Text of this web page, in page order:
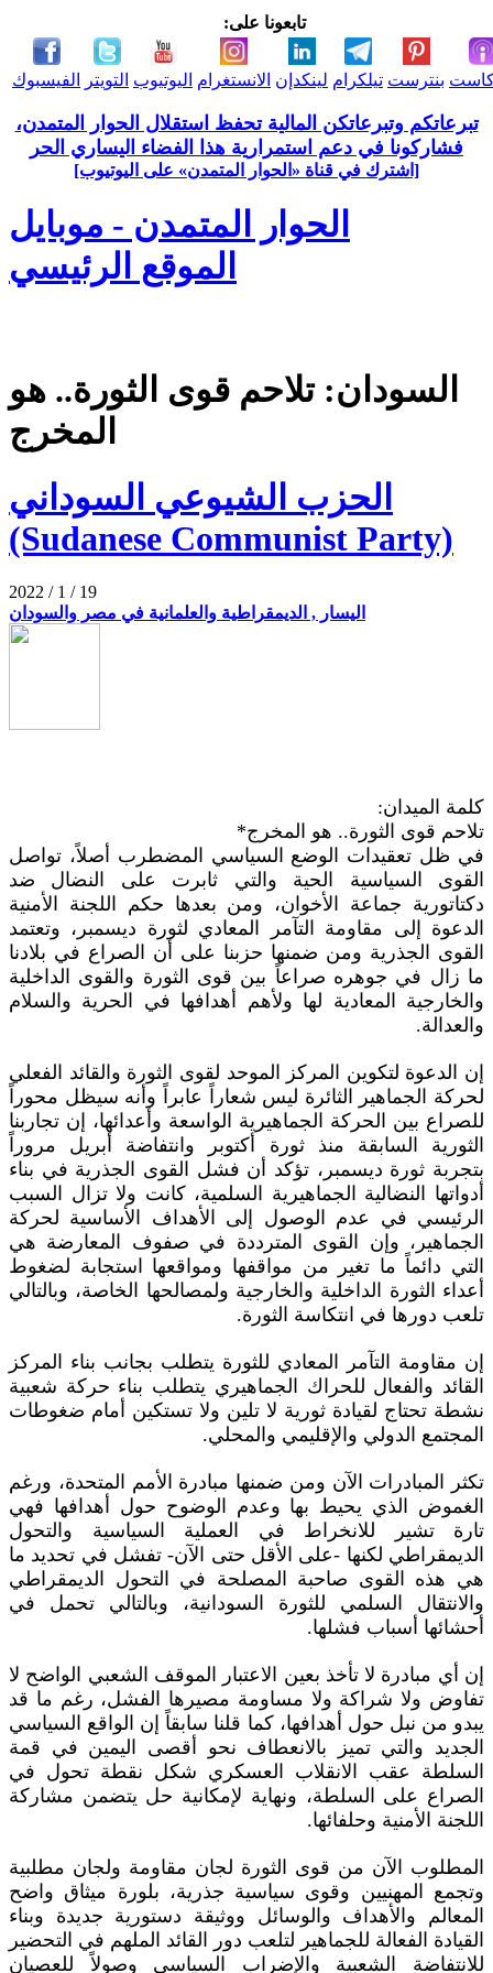
تابعونا على:
الفيسبوك التويتر اليوتيوب الانستغرام لينكدإن تيلكرام بنترست
تبرعاتكم وتبرعاتكن المالية تحفظ استقلال الحوار المتمدن،
فشاركونا في دعم استمرارية هذا الفضاء اليساري الحر
[اشترك في قناة ‫«الحوار المتمدن» على اليوتيوب]
الحوار المتمدن - موبايل
الموقع الرئيسي
السودان: تلاحم قوى الثورة.. هو
المخرج
الحزب الشيوعي السوداني
(Sudanese Communist Party)
2022 / 1 / 19
اليسار , الديمقراطية والعلمانية في مصر والسودان
كلمة الميدان:
تلاحم قوى الثورة.. هو المخرج*
في ظل تعقيدات الوضع السياسي المضطرب أصلاً، تواصل
القوى السياسية الحية والتي ثابرت على النضال ضد
دكتاتورية جماعة الأخوان، ومن بعدها حكم اللجنة الأمنية
الدعوة إلى مقاومة التآمر المعادي لثورة ديسمبر، وتعتمد
القوى الجذرية ومن ضمنها حزبنا على أن الصراع في بلادنا
ما زال في جوهره صراعاً بين قوى الثورة والقوى الداخلية
والخارجية المعادية لها ولأهم أهدافها في الحرية والسلام
والعدالة.
إن الدعوة لتكوين المركز الموحد لقوى الثورة والقائد الفعلي
لحركة الجماهير الثائرة ليس شعاراً عابراً وأنه سيظل محوراً
للصراع بين الحركة الجماهيرية الواسعة وأعدائها، إن تجاربنا
الثورية السابقة منذ ثورة أكتوبر وانتفاضة أبريل مروراً
بتجربة ثورة ديسمبر، تؤكد أن فشل القوى الجذرية في بناء
أدواتها النضالية الجماهيرية السلمية، كانت ولا تزال السبب
الرئيسي في عدم الوصول إلى الأهداف الأساسية لحركة
الجماهير، وإن القوى المترددة في صفوف المعارضة هي
التي دائماً ما تغير من مواقفها ومواقعها استجابة لضغوط
أعداء الثورة الداخلية والخارجية ولمصالحها الخاصة، وبالتالي
تلعب دورها في انتكاسة الثورة.
إن مقاومة التآمر المعادي للثورة يتطلب بجانب بناء المركز
القائد والفعال للحراك الجماهيري يتطلب بناء حركة شعبية
نشطة تحتاج لقيادة ثورية لا تلين ولا تستكين أمام ضغوطات
المجتمع الدولي والإقليمي والمحلي.
تكثر المبادرات الآن ومن ضمنها مبادرة الأمم المتحدة، ورغم
الغموض الذي يحيط بها وعدم الوضوح حول أهدافها فهي
تارة تشير للانخراط في العملية السياسية والتحول
الديمقراطي لكنها -على الأقل حتى الآن- تفشل في تحديد ما
هي هذه القوى صاحبة المصلحة في التحول الديمقراطي
والانتقال السلمي للثورة السودانية، وبالتالي تحمل في
أحشائها أسباب فشلها.
إن أي مبادرة لا تأخذ بعين الاعتبار الموقف الشعبي الواضح لا
تفاوض ولا شراكة ولا مساومة مصيرها الفشل، رغم ما قد
يبدو من نبل حول أهدافها، كما قلنا سابقاً إن الواقع السياسي
الجديد والتي تميز بالانعطاف نحو أقصى اليمين في قمة
السلطة عقب الانقلاب العسكري شكل نقطة تحول في
الصراع على السلطة، ونهاية لإمكانية حل يتضمن مشاركة
اللجنة الأمنية وحلفائها.
المطلوب الآن من قوى الثورة لجان مقاومة ولجان مطلبية
وتجمع المهنيين وقوى سياسية جذرية، بلورة ميثاق واضح
المعالم والأهداف والوسائل ووثيقة دستورية جديدة وبناء
القيادة الفعالة للجماهير لتلعب دور القائد الملهم في التحضير
للانتفاضة الشعبية والإضراب السياسي وصولاً للعصيان